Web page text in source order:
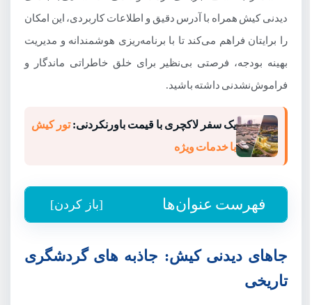
دیدنی کیش همراه با آدرس دقیق و اطلاعات کاربردی، این امکان
را برایتان فراهم می‌کند تا با برنامه‌ریزی هوشمندانه و مدیریت
بهینه بودجه، فرصتی بی‌نظیر برای خلق خاطراتی ماندگار و
فراموش‌نشدنی داشته باشید.
یک سفر لاکچری با قیمت باورنکردنی: تور کیش
با خدمات ویژه
فهرست عنوان‌ها [باز کردن]
2- قلعه جنی کیش
جاهای دیدنی کیش: جاذبه های گردشگری
تاریخی